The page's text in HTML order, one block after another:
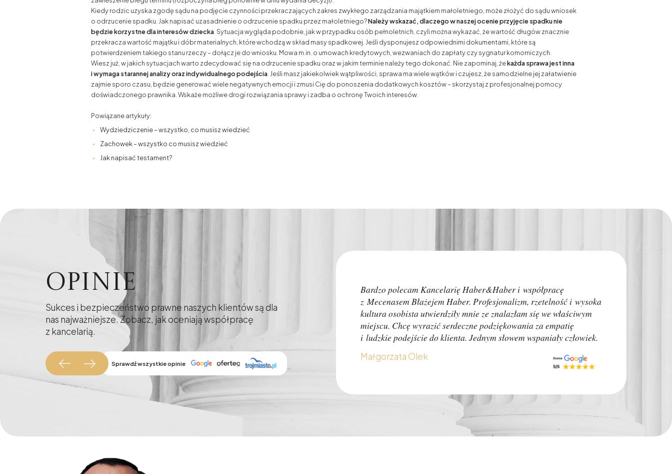
Kiedy rodzic uzyska zgodę sądu na podjęcie czynności przekraczających zakres zwykłego zarządzania majątkiem małoletniego, może złożyć do sądu wniosek
o odrzucenie spadku. Jak napisać uzasadnienie o odrzucenie spadku przez małoletniego?Należy wskazać, dlaczego w naszej ocenie przyjęcie spadku nie
będzie korzystne dla interesów dziecka . Sytuacja wygląda podobnie, jak w przypadku osób pełnoletnich, czyli można wykazać, że wartość długów znacznie
przekracza wartość majątku i dóbr materialnych, które wchodzą w skład masy spadkowej. Jeśli dysponujesz odpowiednimi dokumentami, które są
potwierdzeniem takiego stanu rzeczy – dołącz je do wniosku. Mowa m.in. o umowach kredytowych, wezwaniach do zapłaty czy sygnatur komorniczych.
Wiesz już, w jakich sytuacjach warto zdecydować się na odrzucenie spadku oraz w jakim terminie należy tego dokonać. Nie zapominaj, żekażda sprawa jest inna
i wymaga starannej analizy oraz indywidualnego podejścia . Jeśli masz jakiekolwiek wątpliwości, sprawa ma wiele wątków i czujesz, że samodzielne jej załatwienie
zajmie sporo czasu, będzie generować wiele negatywnych emocji i zmusi Cię do ponoszenia dodatkowych kosztów – skorzystaj z profesjonalnej pomocy
doświadczonego prawnika. Wskaże możliwe drogi rozwiązania sprawy i zadba o ochronę Twoich interesów.
Powiązane artykuły:
Wydziedziczenie – wszystko, co musisz wiedzieć
Zachowek – wszystko co musisz wiedzieć
Jak napisać testament?
Opinie
Sukces i bezpieczeństwo prawne naszych klientów są dla
nas najważniejsze. Zobacz, jak oceniają współpracę
z kancelarią.
Sprawdź wszystkie opinie
Bardzo polecam Kancelarię Haber&Haber i współpracę
z Mecenasem Błażejem Haber. Profesjonalizm, rzetelność i wysoka
kultura osobista utwierdziły mnie ze znalazłam się we właściwym
miejscu. Chcę wyrazić serdeczne podziękowania za empatię
i ludzkie podejście do klienta. Jednym słowem wspaniały człowiek.
Małgorzata Olek